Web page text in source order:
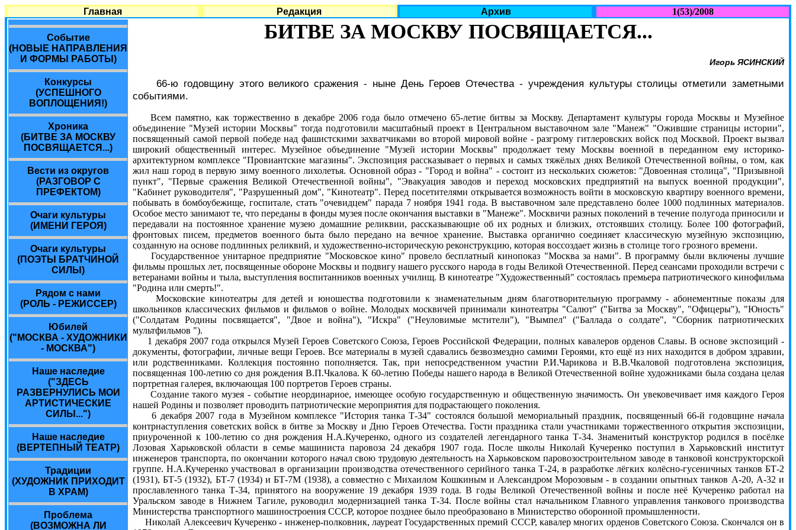
Главная Редакция Архив 1(53)/2008
Событие
(НОВЫЕ НАПРАВЛЕНИЯ
И ФОРМЫ РАБОТЫ)
Конкурсы
(УСПЕШНОГО
ВОПЛОЩЕНИЯ!)
Хроника
(БИТВЕ ЗА МОСКВУ
ПОСВЯЩАЕТСЯ...)
Вести из округов
(РАЗГОВОР С
ПРЕФЕКТОМ)
Очаги культуры
(ИМЕНИ ГЕРОЯ)
Очаги культуры
(ПОЭТЫ БРАТЧИНОЙ
СИЛЫ)
Рядом с нами
(РОЛЬ - РЕЖИССЕР)
Юбилей
("МОСКВА - ХУДОЖНИКИ
- МОСКВА")
Наше наследие
("ЗДЕСЬ
РАЗВЕРНУЛИСЬ МОИ
АРТИСТИЧЕСКИЕ
СИЛЫ...")
Наше наследие
(ВЕРТЕПНЫЙ ТЕАТР)
Традиции
(ХУДОЖНИК ПРИХОДИТ
В ХРАМ)
Проблема
(ВОЗМОЖНА ЛИ
БИТВЕ ЗА МОСКВУ ПОСВЯЩАЕТСЯ...
Игорь ЯСИНСКИЙ
66-ю годовщину этого великого сражения - ныне День Героев Отечества - учреждения культуры столицы отметили заметными
событиями.
Всем памятно, как торжественно в декабре 2006 года было отмечено 65-летие битвы за Москву. Департамент культуры города Москвы и Музейное
объединение "Музей истории Москвы" тогда подготовили масштабный проект в Центральном выставочном зале "Манеж" "Ожившие страницы истории",
посвященный самой первой победе над фашистскими захватчиками во второй мировой войне - разгрому гитлеровских войск под Москвой. Проект вызвал
широкий общественный интерес. Музейное объединение "Музей истории Москвы" продолжает тему Москвы военной в переданном ему историко-
архитектурном комплексе "Провиантские магазины". Экспозиция рассказывает о первых и самых тяжёлых днях Великой Отечественной войны, о том, как
жил наш город в первую зиму военного лихолетья. Основной образ - "Город и война" - состоит из нескольких сюжетов: "Довоенная столица", "Призывной
пункт", "Первые сражения Великой Отечественной войны", "Эвакуация заводов и переход московских предприятий на выпуск военной продукции",
"Кабинет руководителя", "Разрушенный дом", "Кинотеатр". Перед посетителями открывается возможность войти в московскую квартиру военного времени,
побывать в бомбоубежище, госпитале, стать "очевидцем" парада 7 ноября 1941 года. В выставочном зале представлено более 1000 подлинных материалов.
Особое место занимают те, что переданы в фонды музея после окончания выставки в "Манеже". Москвичи разных поколений в течение полугода приносили и
передавали на постоянное хранение музею домашние реликвии, рассказывающие об их родных и близких, отстоявших столицу. Более 100 фотографий,
фронтовых писем, предметов военного быта было передано на вечное хранение. Выставка органично соединяет классическую музейную экспозицию,
созданную на основе подлинных реликвий, и художественно-историческую реконструкцию, которая воссоздает жизнь в столице того грозного времени.
Государственное унитарное предприятие "Московское кино" провело бесплатный кинопоказ "Москва за нами". В программу были включены лучшие
фильмы прошлых лет, посвященные обороне Москвы и подвигу нашего русского народа в годы Великой Отечественной. Перед сеансами проходили встречи с
ветеранами войны и тыла, выступления воспитанников военных училищ. В кинотеатре "Художественный" состоялась премьера патриотического кинофильма
"Родина или смерть!".
Московские кинотеатры для детей и юношества подготовили к знаменательным дням благотворительную программу - абонементные показы для
школьников классических фильмов и фильмов о войне. Молодых москвичей принимали кинотеатры "Салют" ("Битва за Москву", "Офицеры"), "Юность"
("Солдатам Родины посвящается", "Двое и война"), "Искра" ("Неуловимые мстители"), "Вымпел" ("Баллада о солдате", "Сборник патриотических
мультфильмов ").
1 декабря 2007 года открылся Музей Героев Советского Союза, Героев Российской Федерации, полных кавалеров орденов Славы. В основе экспозиций -
документы, фотографии, личные вещи Героев. Все материалы в музей сдавались безвозмездно самими Героями, кто ещё из них находится в добром здравии,
или родственниками. Коллекция постоянно пополняется. Так, при непосредственном участии Р.И.Чарикова и В.В.Чкаловой подготовлена экспозиция,
посвященная 100-летию со дня рождения В.П.Чкалова. К 60-летию Победы нашего народа в Великой Отечественной войне художниками была создана целая
портретная галерея, включающая 100 портретов Героев страны.
Создание такого музея - событие неординарное, имеющее особую государственную и общественную значимость. Он увековечивает имя каждого Героя
нашей Родины и позволяет проводить патриотические мероприятия для подрастающего поколения.
6 декабря 2007 года в Музейном комплексе "История танка Т-34" состоялся большой мемориальный праздник, посвященный 66-й годовщине начала
контрнаступления советских войск в битве за Москву и Дню Героев Отечества. Гости праздника стали участниками торжественного открытия экспозиции,
приуроченной к 100-летию со дня рождения Н.А.Кучеренко, одного из создателей легендарного танка Т-34. Знаменитый конструктор родился в посёлке
Лозовая Харьковской области в семье машиниста паровоза 24 декабря 1907 года. После школы Николай Кучеренко поступил в Харьковский институт
инженеров транспорта, по окончании которого начал свою трудовую деятельность на Харьковском паровозостроительном заводе в танковой конструкторской
группе. Н.А.Кучеренко участвовал в организации производства отечественного серийного танка Т-24, в разработке лёгких колёсно-гусеничных танков БТ-2
(1931), БТ-5 (1932), БТ-7 (1934) и БТ-7М (1938), а совместно с Михаилом Кошкиным и Александром Морозовым - в создании опытных танков А-20, А-32 и
прославленного танка Т-34, принятого на вооружение 19 декабря 1939 года. В годы Великой Отечественной войны и после неё Кучеренко работал на
Уральском заводе в Нижнем Тагиле, руководил модернизацией танка Т-34. После войны стал начальником Главного управления танкового производства
Министерства транспортного машиностроения СССР, которое позднее было преобразовано в Министерство оборонной промышленности.
Николай Алексеевич Кучеренко - инженер-полковник, лауреат Государственных премий СССР, кавалер многих орденов Советского Союза. Скончался он в